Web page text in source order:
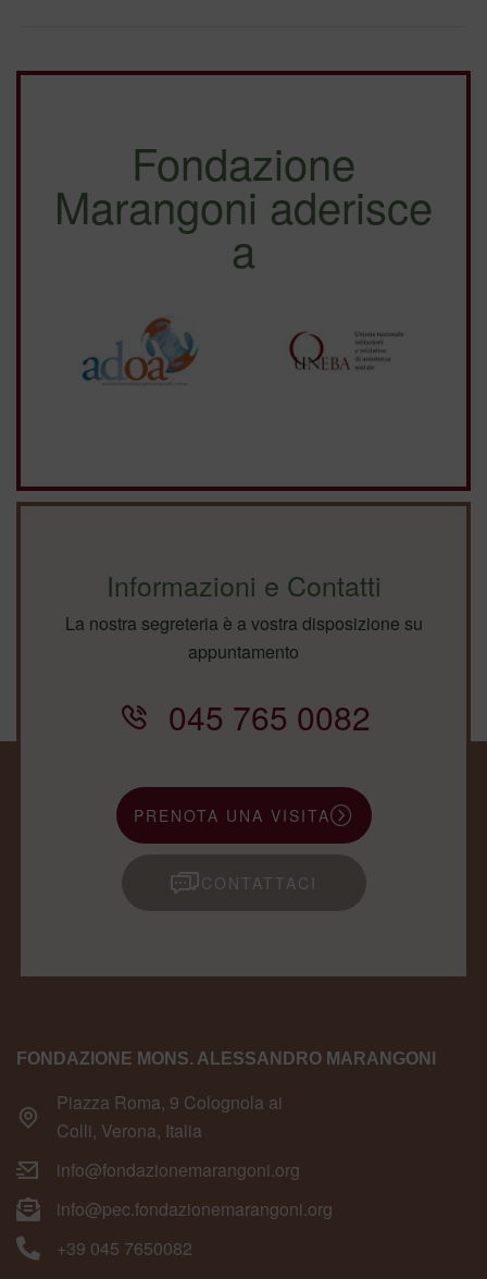
Fondazione
Marangoni aderisce
a
Informazioni e Contatti
La nostra segreteria è a vostra disposizione su
appuntamento
045 765 0082
PRENOTA UNA VISITA
CONTATTACI
FONDAZIONE MONS. ALESSANDRO MARANGONI
Piazza Roma, 9 Colognola ai
Colli, Verona, Italia
info@fondazionemarangoni.org
info@pec.fondazionemarangoni.org
+39 045 7650082